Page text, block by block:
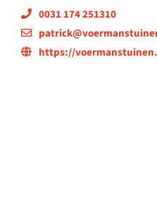
0031 174 251310
https://